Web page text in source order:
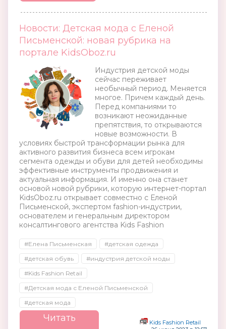
Новости: Детская мода с Еленой
Письменской: новая рубрика на
портале KidsOboz.ru
Индустрия детской моды
сейчас переживает
необычный период. Меняется
многое. Причем каждый день.
Перед компаниями то
возникают неожиданные
препятствия, то открываются
новые возможности. В
условиях быстрой трансформации рынка для
активного развития бизнеса всем игрокам
сегмента одежды и обуви для детей необходимы
эффективные инструменты продвижения и
актуальная информация. И именно она станет
основой новой рубрики, которую интернет-портал
KidsOboz.ru открывает совместно с Еленой
Письменской, экспертом fashion-индустрии,
основателем и генеральным директором
консалтингового агентства Kids Fashion
#Елена Письменская
#детская одежда
#детская обувь
#индустрия детской моды
#Kids Fashion Retail
#Детская мода с Еленой Письменской
#детская мода
Читать
Kids Fashion Retail